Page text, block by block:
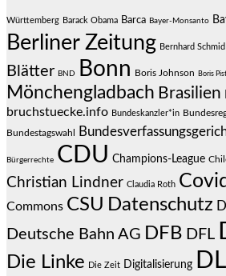
Württemberg Barack Obama Barca Bayer-Monsanto
Berliner Zeitung Bernhard Schmid
Blätter BND Bonn Boris Johnson Boris
Mönchengladbach Brasilien
bruchstuecke.info Bundeskanzler*in
Bundestagswahl
Bürgerrechte CDU Champions-League
Christian Lindner Claudia Roth
Commons CSU Datenschutz
Deutsche Bahn AG DFB DFL
Die Linke Die Zeit Digitalisierung